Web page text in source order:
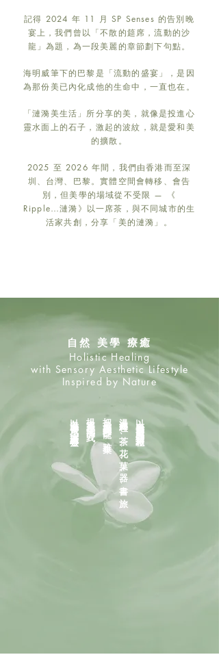
記得 2024 年 11 月 SP Senses 的告別晚
宴上，我們曾以「不散的筵席，流動的沙
龍」為題，為一段美麗的章節劃下句點。
海明威筆下的巴黎是「流動的盛宴」，是因
為那份美已內化成他的生命中，一直也在。
「漣漪美生活」所分享的美，就像是投進心
靈水面上的石子，激起的波紋，就是愛和美
的擴散。
2025 至 2026 年間，我們由香港而至深
圳、台灣、巴黎。實體空間會轉移、會告
別，但美學的場域從不受限 — 《
Ripple…漣漪》以一席茶，與不同城市的生
活家共創，分享「美的漣漪」。
自然 美學 療癒
Holistic Healing
with Sensory Aesthetic Lifestyle
Inspired by Nature
以大自然為靈感的遊樂旅程
漫遊料理、茶、花、菓、器、書、旅
把美感融入沙龍 . 雅集
提案過美生活的方式
以美滋養六感 療癒心靈